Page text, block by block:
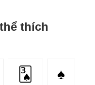
thích
🂣 ♠